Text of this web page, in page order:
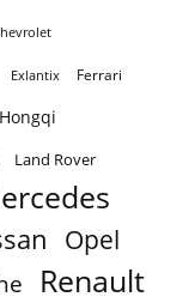
Exlantix Ferrari
Hongqi
Land Rover
Opel
Renault